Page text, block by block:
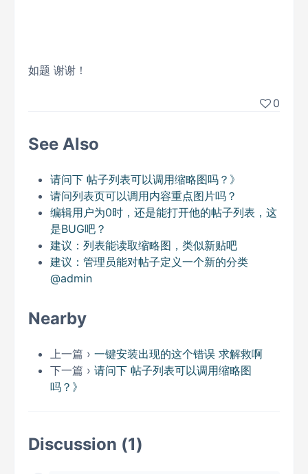
如题 谢谢！
0
See Also
请问下 帖子列表可以调用缩略图吗？》
请问列表页可以调用内容重点图片吗？
编辑用户为0时，还是能打开他的帖子列表，这
是BUG吧？
建议：列表能读取缩略图，类似新贴吧
建议：管理员能对帖子定义一个新的分类
@admin
Nearby
上一篇 › 一键安装出现的这个错误 求解救啊
下一篇 › 请问下 帖子列表可以调用缩略图
吗？》
Discussion (1)